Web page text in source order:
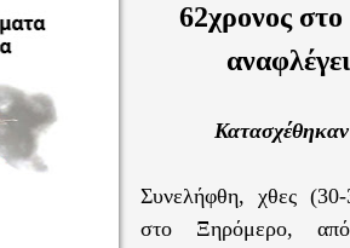
62χρονος
Συνελήφθη, χθες
στο Ξηρόμερο,